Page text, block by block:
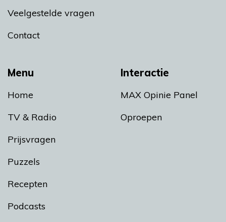
Menu
Home
TV & Radio
Prijsvragen
Puzzels
Recepten
Podcasts
Interactie
MAX Opinie Panel
Oproepen
Veelgestelde vragen
Contact